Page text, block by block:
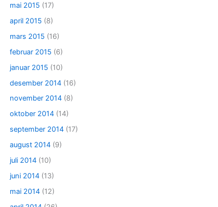
mai 2015 (17)
april 2015 (8)
mars 2015 (16)
februar 2015 (6)
januar 2015 (10)
desember 2014 (16)
november 2014 (8)
oktober 2014 (14)
september 2014 (17)
august 2014 (9)
juli 2014 (10)
juni 2014 (13)
mai 2014 (12)